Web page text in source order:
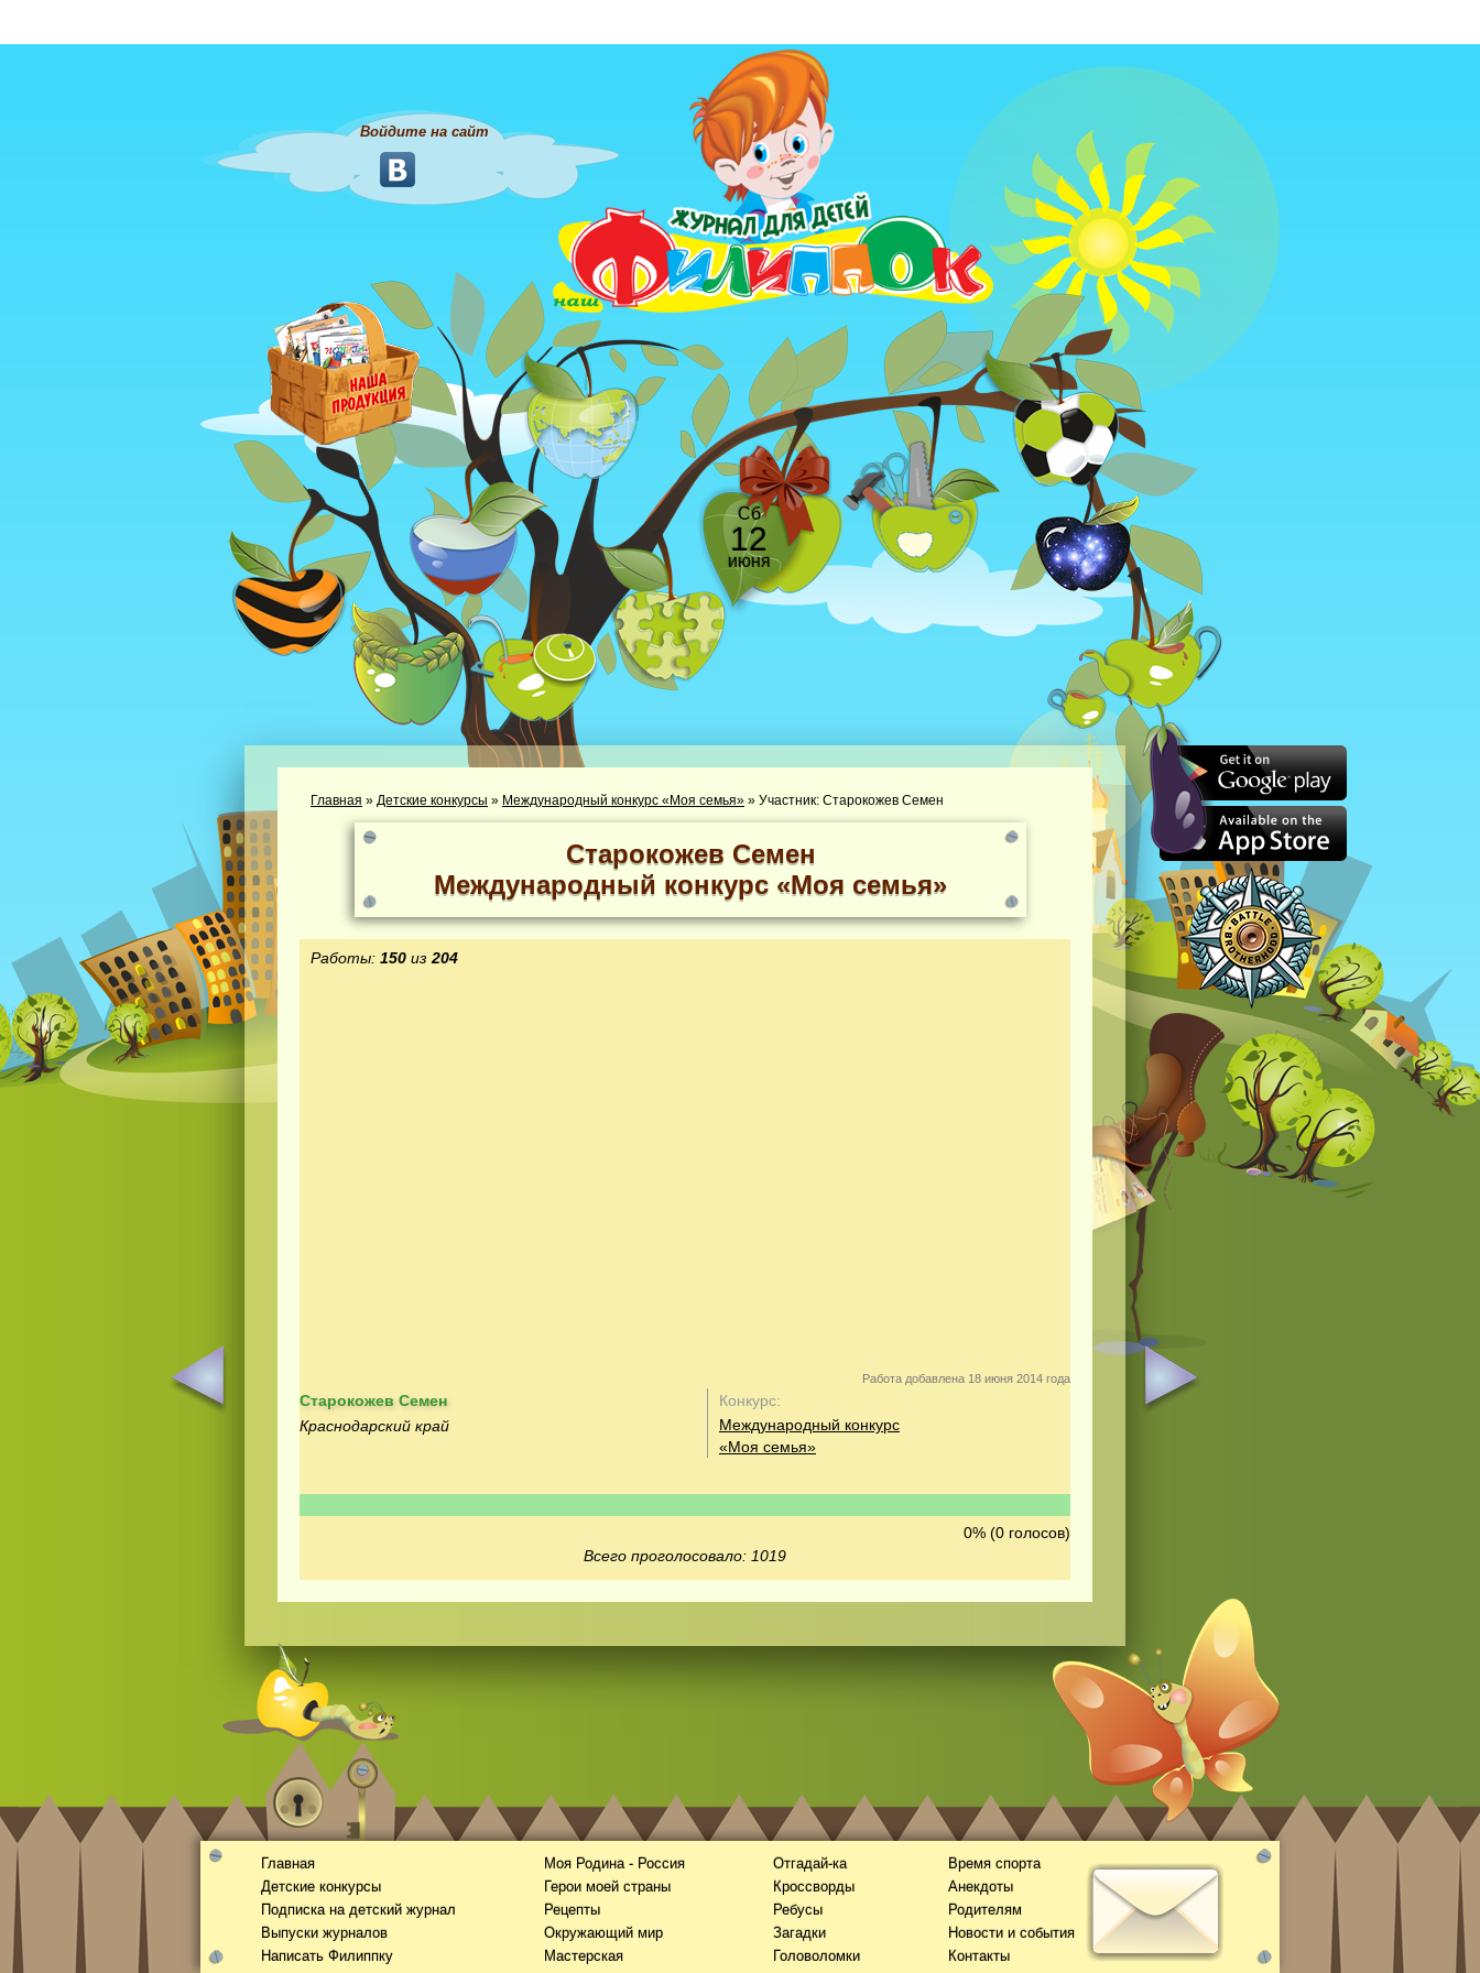
Войдите на сайт
Сб
12
июня
Главная » Детские конкурсы » Международный конкурс «Моя семья» » Участник: Старокожев Семен
Старокожев Семен
Международный конкурс «Моя семья»
Работы: 150 из 204
Работа добавлена 18 июня 2014 года
Старокожев Семен
Краснодарский край
Конкурс:
Международный конкурс
«Моя семья»
0% (0 голосов)
Всего проголосовало: 1019
Главная
Детские конкурсы
Подписка на детский журнал
Выпуски журналов
Написать Филиппку
Моя Родина - Россия
Герои моей страны
Рецепты
Окружающий мир
Мастерская
Отгадай-ка
Кроссворды
Ребусы
Загадки
Головоломки
Время спорта
Анекдоты
Родителям
Новости и события
Контакты